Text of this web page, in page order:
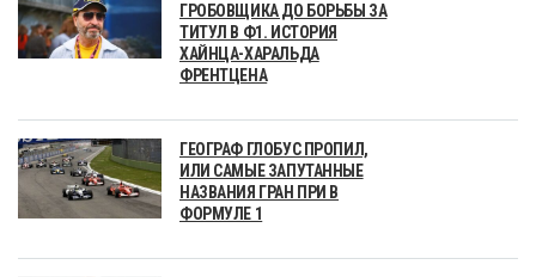
ГРОБОВЩИКА ДО БОРЬБЫ ЗА
ТИТУЛ В Ф1. ИСТОРИЯ
ХАЙНЦА-ХАРАЛЬДА
ФРЕНТЦЕНА
ГЕОГРАФ ГЛОБУС ПРОПИЛ,
ИЛИ САМЫЕ ЗАПУТАННЫЕ
НАЗВАНИЯ ГРАН ПРИ В
ФОРМУЛЕ 1